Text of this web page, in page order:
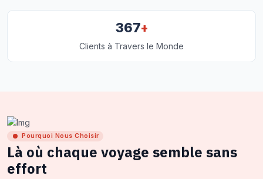
367+
Clients à Travers le Monde
Pourquoi Nous Choisir
Là où chaque voyage semble sans
effort